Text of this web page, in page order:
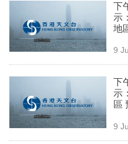
下
示
地
9
示
區
9